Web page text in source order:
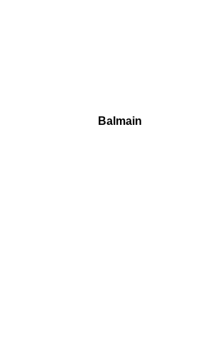
Balmain